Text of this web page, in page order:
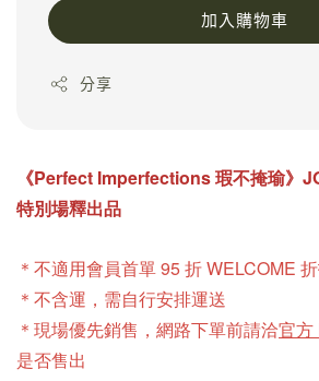
加入購物車
分享
《Perfect Imperfections瑕不掩瑜》
特別場釋出品
＊不適用會員首單 95 折 WELCOME
＊不含運，需自行安排運送
＊現場優先銷售，網路下單前請洽官方
是否售出